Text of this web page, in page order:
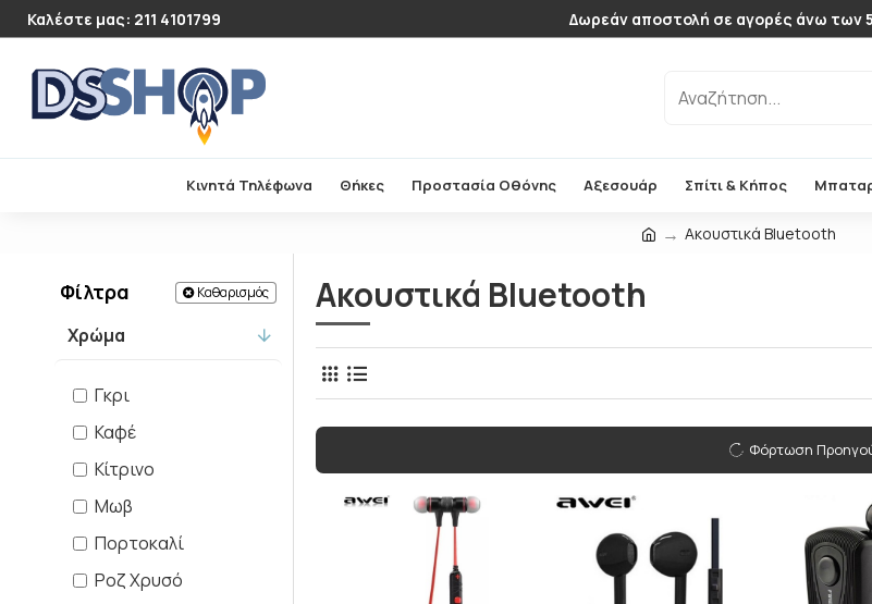
Καλέστε μας: 211 4101799 Δωρεάν αποστολή σε αγορές άνω των
Κινητά Τηλέφωνα Θήκες Προστασία Οθόνης Αξεσουάρ Σπίτι & Κήπος
Ακουστικά Bluetooth
Φίλτρα Καθαρισμός
Χρώμα
Γκρι
Καφέ
Κίτρινο
Μωβ
Πορτοκαλί
Ροζ Χρυσό
Ακουστικά Bluetooth
Φόρτωση